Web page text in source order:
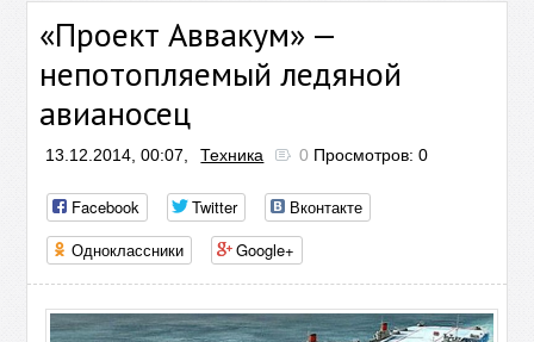
«Проект Аввакум» —
непотопляемый ледяной
авианосец
13.12.2014, 00:07, Техника 0 Просмотров: 0
Facebook Twitter
Вконтакте
Одноклассники
Google+